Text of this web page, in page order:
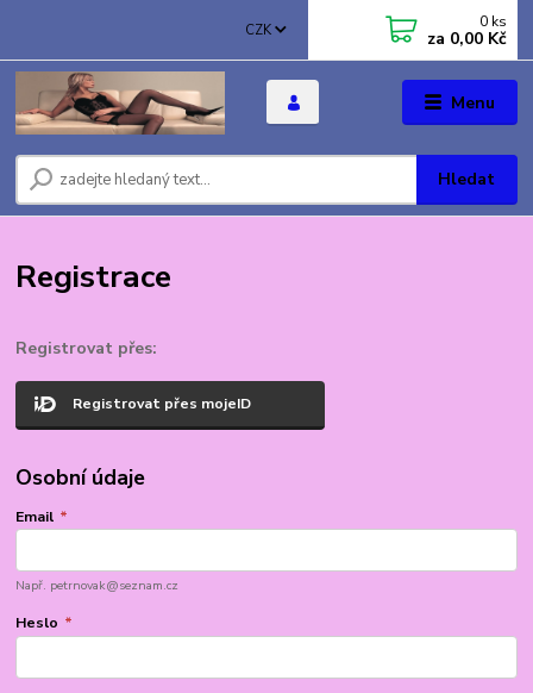
Menu
CZK
Hledat
0 ks
za 0,00 Kč
Registrace
Registrovat přes:
Registrovat přes mojeID
Osobní údaje
Email *
Např. petrnovak@seznam.cz
Heslo *